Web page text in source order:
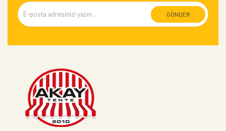
GÖNDER